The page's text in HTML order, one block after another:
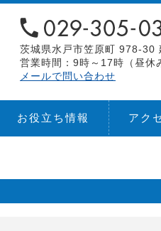
茨城県水戸市笠原町 978-30
営業時間：9時～17時（昼休
メールで問い合わせ
お役立ち情報 アク